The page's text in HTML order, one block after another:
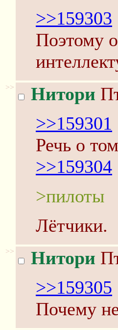
>>159303
Поэтому
>> Нитори
>>159301
Речь о
>>159304
>пилоты
Лётчики.
>> Нитори
>>159305
Почему